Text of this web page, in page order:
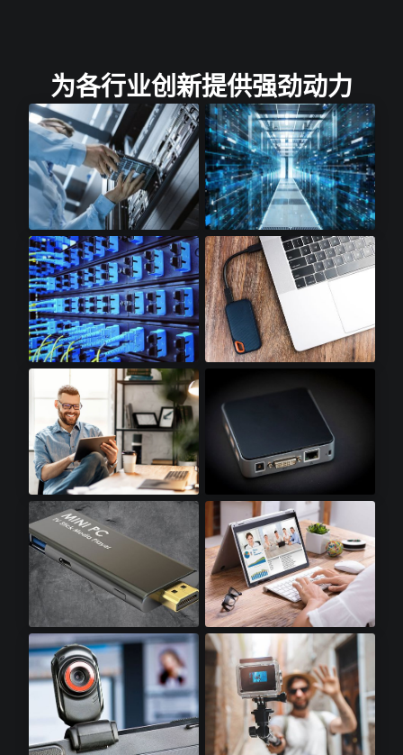
为各行业创新提供强劲动力
云存储​ 云计算​
平板电脑​ 迷你电脑​
迷你电脑棒​ 笔记本电脑​